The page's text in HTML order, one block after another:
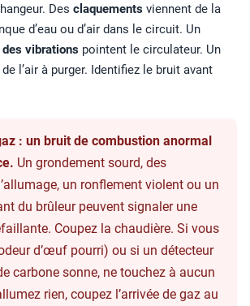
Des claquements viennent de la
d’eau ou d’air dans le circuit. Un
des vibrations pointent le circulateur. Un
l’air à purger. Identifiez le bruit avant
: un bruit de combustion anormal
Un grondement sourd, des
un ronflement violent ou un
du brûleur peuvent signaler une
Coupez la chaudière. Si vous
d’œuf pourri) ou si un détecteur
carbone sonne, ne touchez à aucun
rien, coupez l’arrivée de gaz au